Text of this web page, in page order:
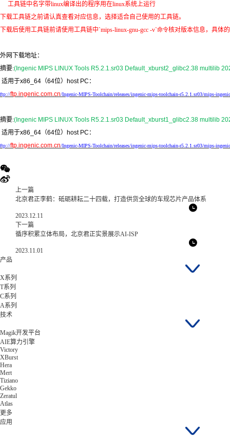
工具链中名字带linux编译出的程序用在linux系统上运行
下载工具链之前请认真查看对应信息，选择适合自己使用的工具链。
下载后使用工具链前请使用工具链中`mips-linux-gnu-gcc -v`命令核对版本信息，具体
外网下载地址：
摘要:(Ingenic MIPS LINUX Tools R5.2.1.sr03 Default_xburst2_glibc2.38 multilib
适用于x86_64 （64位） host PC ：
ftp://ftp.ingenic.com.cn/Ingenic-MIPS-Toolchain/releases/ingenic-mips-toolchain-r5.2.1.sr03/mips-
摘要:(Ingenic MIPS LINUX Tools R5.2.1.sr03 Default_xburst1_glibc2.38 multilib
适用于x86_64 （64位） host PC ：
ftp://ftp.ingenic.com.cn/Ingenic-MIPS-Toolchain/releases/ingenic-mips-toolchain-r5.2.1.sr03/mips-
上一篇
北京君正李鹤：砥砺耕耘二十四载，打造供货全球的车规芯片产品体系
2023.12.11
下一篇
循序积累立体布局，北京君正实景展示AI-ISP
2023.11.01
产品
X系列
T系列
C系列
A系列
技术
Magik开发平台
AIE算力引擎
Victory
XBurst
Hera
Mert
Tiziano
Gekko
Zeratul
Atlas
更多
应用